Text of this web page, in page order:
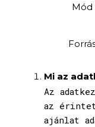
Mód
Mi az
Az
az
ajánlat